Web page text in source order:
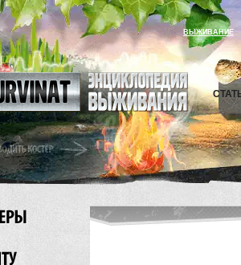
ВЫЖИВАНИЕ